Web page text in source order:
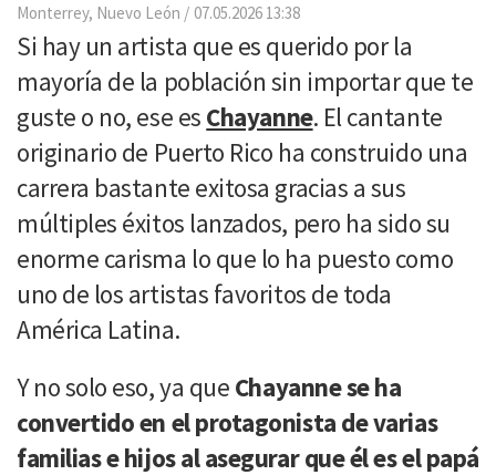
Monterrey, Nuevo León 07.05.2026 13:38
Si hay un artista que es querido por la
mayoría de la población sin importar que te
guste o no, ese es Chayanne. El cantante
originario de Puerto Rico ha construido una
carrera bastante exitosa gracias a sus
múltiples éxitos lanzados, pero ha sido su
enorme carisma lo que lo ha puesto como
uno de los artistas favoritos de toda
América Latina.
Y no solo eso, ya que Chayanne se ha
convertido en el protagonista de varias
familias e hijos al asegurar que él es el papá